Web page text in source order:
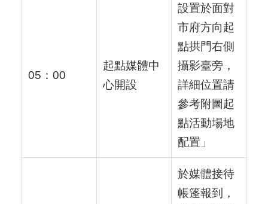
05：00
起點媒體中
心開設
設置於面對
市府方向起
點拱門右側
攝影臺旁，
詳細位置請
參考附圖起
點活動場地
配置」
於媒體接待
帳篷報到，